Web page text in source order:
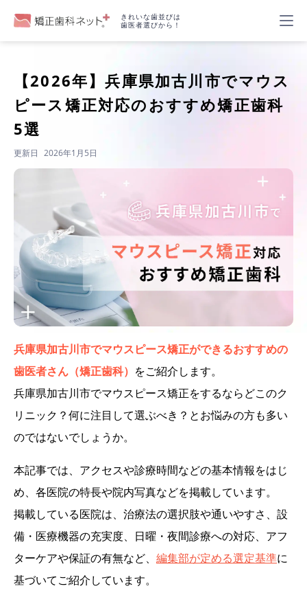
きれいな歯並びは
歯医者選びから！
【2026年】兵庫県加古川市でマウス
ピース矯正対応のおすすめ矯正歯科
5選
更新日 2026年1月5日
兵庫県加古川市でマウスピース矯正ができるおすすめの
歯医者さん（矯正歯科） をご紹介します。
兵庫県加古川市でマウスピース矯正をするならどこのク
リニック？何に注目して選ぶべき？とお悩みの方も多い
のではないでしょうか。
本記事では、アクセスや診療時間などの基本情報をはじ
め、各医院の特長や院内写真などを掲載しています。
掲載している医院は、治療法の選択肢や通いやすさ、設
備・医療機器の充実度、日曜・夜間診療への対応、アフ
ターケアや保証の有無など、 編集部が定める選定基準に
基づいてご紹介しています。